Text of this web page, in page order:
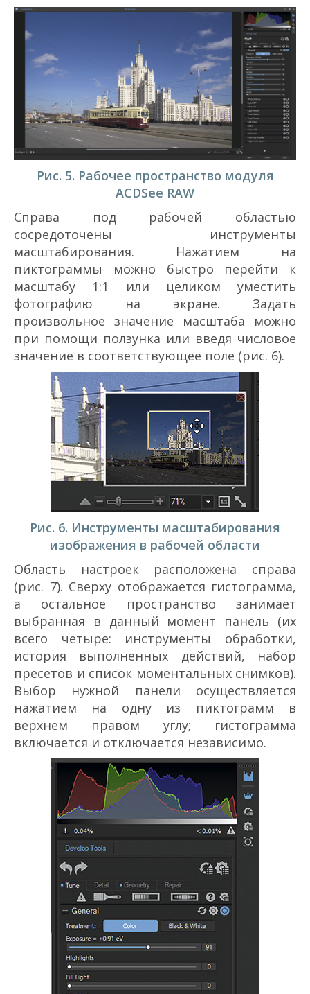
Рис. 5. Рабочее пространство модуля
ACDSee RAW
Справа под рабочей областью
сосредоточены инструменты
масштабирования. Нажатием на
пиктограммы можно быстро перейти к
масштабу 1:1 или целиком уместить
фотографию на экране. Задать
произвольное значение масштаба можно
при помощи ползунка или введя числовое
значение в соответствующее поле (рис. 6).
Рис. 6. Инструменты масштабирования
изображения в рабочей области
Область настроек расположена справа
(рис. 7). Сверху отображается гистограмма,
а остальное пространство занимает
выбранная в данный момент панель (их
всего четыре: инструменты обработки,
история выполненных действий, набор
пресетов и список моментальных снимков).
Выбор нужной панели осуществляется
нажатием на одну из пиктограмм в
верхнем правом углу; гистограмма
включается и отключается независимо.